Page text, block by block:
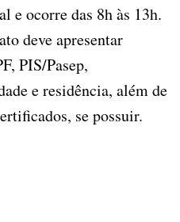
e ocorre das 8h às 13h.
deve apresentar
PIS/Pasep,
e residência, além de
se possuir.